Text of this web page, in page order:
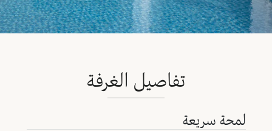
تفاصيل الغرفة
لمحة سريعة